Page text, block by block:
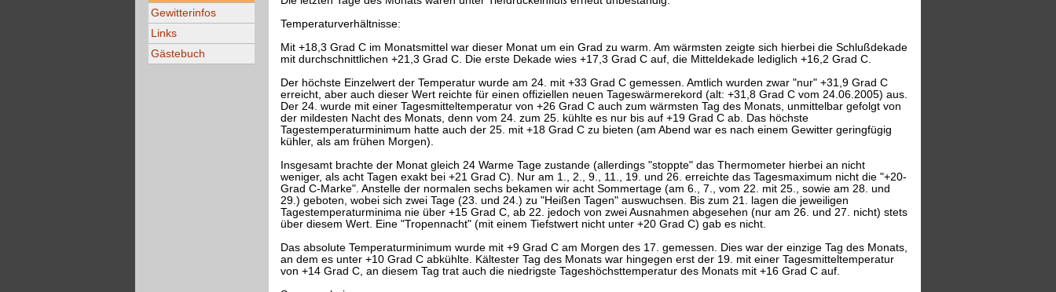
Gewitterinfos
Links
Gästebuch
Temperaturverhältnisse:
Mit +18,3 Grad C im Monatsmittel war dieser Monat um ein Grad zu warm. Am wärmsten zeigte sich hierbei die Schlußdekade
mit durchschnittlichen +21,3 Grad C. Die erste Dekade wies +17,3 Grad C auf, die Mitteldekade lediglich +16,2 Grad C.
Der höchste Einzelwert der Temperatur wurde am 24. mit +33 Grad C gemessen. Amtlich wurden zwar "nur" +31,9 Grad C
erreicht, aber auch dieser Wert reichte für einen offiziellen neuen Tageswärmerekord (alt: +31,8 Grad C vom 24.06.2005) aus.
Der 24. wurde mit einer Tagesmitteltemperatur von +26 Grad C auch zum wärmsten Tag des Monats, unmittelbar gefolgt von
der mildesten Nacht des Monats, denn vom 24. zum 25. kühlte es nur bis auf +19 Grad C ab. Das höchste
Tagestemperaturminimum hatte auch der 25. mit +18 Grad C zu bieten (am Abend war es nach einem Gewitter geringfügig
kühler, als am frühen Morgen).
Insgesamt brachte der Monat gleich 24 Warme Tage zustande (allerdings "stoppte" das Thermometer hierbei an nicht
weniger, als acht Tagen exakt bei +21 Grad C). Nur am 1., 2., 9., 11., 19. und 26. erreichte das Tagesmaximum nicht die "+20-
Grad C-Marke". Anstelle der normalen sechs bekamen wir acht Sommertage (am 6., 7., vom 22. mit 25., sowie am 28. und
29.) geboten, wobei sich zwei Tage (23. und 24.) zu "Heißen Tagen" auswuchsen. Bis zum 21. lagen die jeweiligen
Tagestemperaturminima nie über +15 Grad C, ab 22. jedoch von zwei Ausnahmen abgesehen (nur am 26. und 27. nicht) stets
über diesem Wert. Eine "Tropennacht" (mit einem Tiefstwert nicht unter +20 Grad C) gab es nicht.
Das absolute Temperaturminimum wurde mit +9 Grad C am Morgen des 17. gemessen. Dies war der einzige Tag des Monats,
an dem es unter +10 Grad C abkühlte. Kältester Tag des Monats war hingegen erst der 19. mit einer Tagesmitteltemperatur
von +14 Grad C, an diesem Tag trat auch die niedrigste Tageshöchsttemperatur des Monats mit +16 Grad C auf.